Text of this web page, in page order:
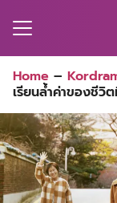
Home –
เรียนล้ำค่าของชีวิ